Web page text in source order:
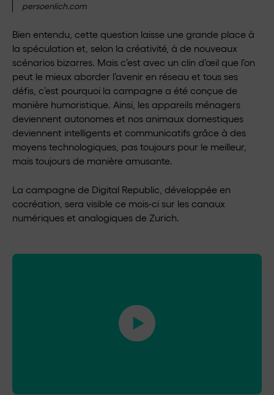
persoenlich.com
Bien entendu, cette question laisse une grande place à
la spéculation et, selon la créativité, à de nouveaux
scénarios bizarres. Mais c’est avec un clin d’œil que l’on
peut le mieux aborder l’avenir en réseau et tous ses
défis, c’est pourquoi la campagne a été conçue de
manière humoristique. Ainsi, les appareils ménagers
deviennent autonomes et nos animaux domestiques
deviennent intelligents et communicatifs grâce à des
moyens technologiques, pas toujours pour le meilleur,
mais toujours de manière amusante.
La campagne de Digital Republic, développée en
cocréation, sera visible ce mois-ci sur les canaux
numériques et analogiques de Zurich.